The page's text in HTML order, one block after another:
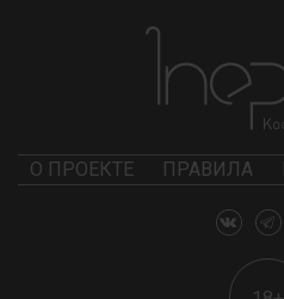
О ПРОЕКТЕ ПРАВИЛА